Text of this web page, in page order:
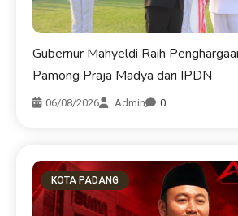
Gubernur Mahyeldi Raih
Pamong Praja Madya dari IPDN
06/08/2026 Admin 0
KOTA PADANG